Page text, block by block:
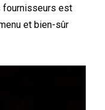
fournisseurs est
et bien-sûr